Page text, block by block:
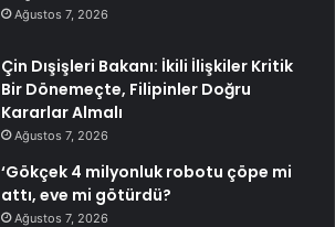
Ağustos 7, 2026
Çin Dışişleri Bakanı: İkili İlişkiler Kritik
Bir Dönemeçte, Filipinler Doğru
Kararlar Almalı
Ağustos 7, 2026
‘Gökçek 4 milyonluk robotu çöpe mi
attı, eve mi götürdü?
Ağustos 7, 2026